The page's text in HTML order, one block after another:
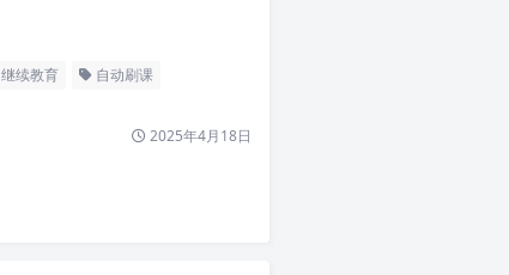
继续教育 自动刷课
2025年4月18日